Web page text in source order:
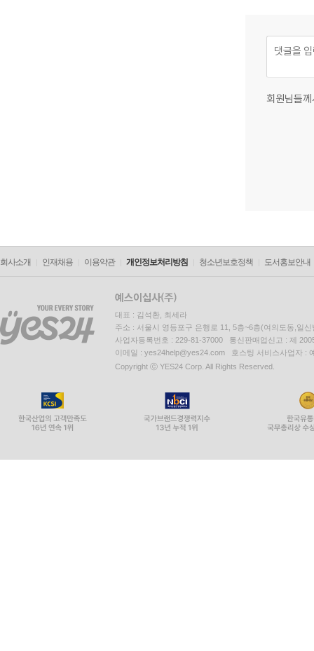
회원님들
회사소개 인재채용 이용약관 개인정보처리방침 청소년보호정책 도서홍보안내
대표 : 김석환, 최세라
주소 : 서울시 영등포구 은행로 11, 5층~6층(여의도동,일신
사업자등록번호 : 229-81-37000 통신판매업신고 : 제
이메일 : yes24help@yes24.com 호스팅 서비스사업자 :
Copyright ⓒ YES24 Corp. All Rights Reserved.